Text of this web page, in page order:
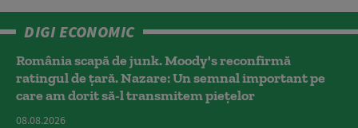
DIGI ECONOMIC
România scapă de junk. Moody's reconfirmă
ratingul de țară. Nazare: Un semnal important pe
care am dorit să-l transmitem piețelor
08.08.2026